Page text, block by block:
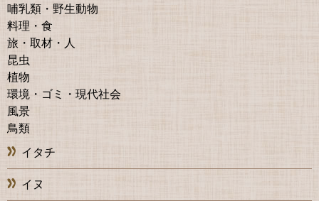
哺乳類・野生動物
料理・食
旅・取材・人
昆虫
植物
環境・ゴミ・現代社会
風景
鳥類
イタチ
イヌ